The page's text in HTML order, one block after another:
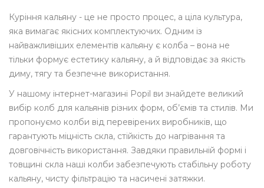
Куріння кальяну - це не просто процес, а ціла культура,
яка вимагає якісних комплектуючих. Одним із
найважливіших елементів кальяну є колба – вона не
тільки формує естетику кальяну, а й відповідає за якість
диму, тягу та безпечне використання.
У нашому інтернет-магазині Popil ви знайдете великий
вибір колб для кальянів різних форм, об’ємів та стилів. Ми
пропонуємо колби від перевірених виробників, що
гарантують міцність скла, стійкість до нагрівання та
довговічність використання. Завдяки правильній формі і
товщині скла наші колби забезпечують стабільну роботу
кальяну, чисту фільтрацію та насичені затяжки.